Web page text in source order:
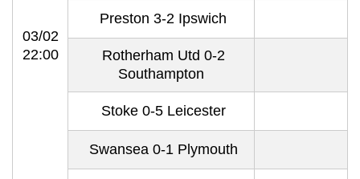
03/02
22:00
Preston 3-2 Ipswich
Rotherham Utd 0-2
Southampton
Stoke 0-5 Leicester
Swansea 0-1 Plymouth